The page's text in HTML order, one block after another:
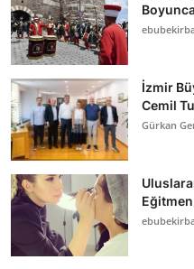
İzmir
Cemil
Gürkan